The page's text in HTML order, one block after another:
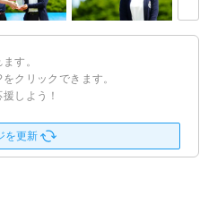
す。
クリックできます。
しよう！
を更新